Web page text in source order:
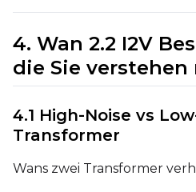
4. Wan 2.2 I2V
die Sie verstehen
4.1 High-Noise vs
Transformer
Wans zwei Transformer